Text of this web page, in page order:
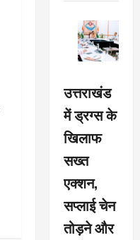
उत्तराखंड
में ड्रग्स के
खिलाफ
सख्त
एक्शन,
सप्लाई चेन
तोड़ने और